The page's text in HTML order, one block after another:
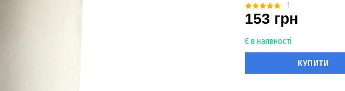
1
153 грн
Є в наявності
КУПИТИ